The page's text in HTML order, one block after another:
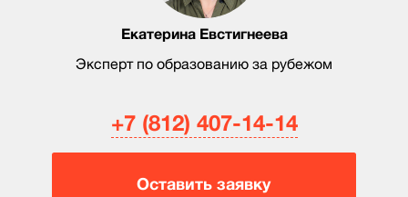
Екатерина Евстигнеева
Эксперт по образованию за рубежом
+7 (812) 407-14-14
Оставить заявку